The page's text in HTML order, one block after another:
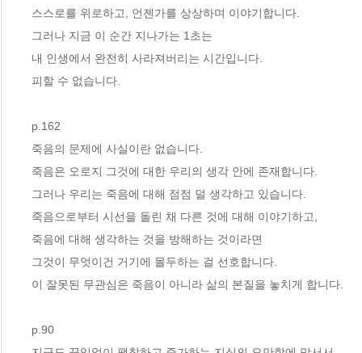
스스로를 위로하고, 언젠가를 상상하며 이야기합니다.
그러나 지금 이 순간 지나가는 1초는
내 인생에서 완전히 사라져버리는 시간입니다.
피할 수 없습니다.
p.162
죽음의 문제에 사실이란 없습니다.
죽음은 오로지 그것에 대한 우리의 생각 안에 존재합니다.
그러나 우리는 죽음에 대해 점점 덜 생각하고 있습니다.
죽음으로부터 시선을 돌린 채 다른 것에 대해 이야기하고,
죽음에 대해 생각하는 것을 방해하는 것이라면
그것이 무엇이건 거기에 몰두하는 걸 선호합니다.
이 잘못된 무관심은 죽음이 아니라 삶의 본질을 놓치게 합니다.
p.90